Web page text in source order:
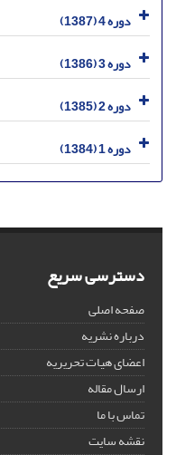
دوره 4 (1387)
دوره 3 (1386)
دوره 2 (1385)
دوره 1 (1384)
دسترسی سریع
صفحه اصلی
درباره نشریه
اعضای هیات تحریریه
ارسال مقاله
تماس با ما
نقشه سایت